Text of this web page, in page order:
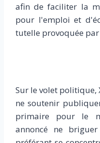
afin de faciliter la
pour l'emploi et
tutelle provoquée
Sur le volet politique,
ne soutenir
primaire pour le
annoncé ne